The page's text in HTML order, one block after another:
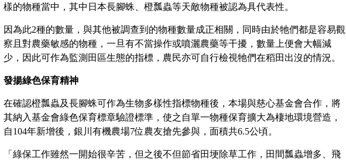
樣的物種當中，其中日本長腳蛛、橙瓢蟲等天敵物種被認為具代表性。
因為此2種的數量，與其他被調查到的物種數量成正相關，同時由於牠們都是容易觀
察且對農藥敏感的物種，一旦有不當操作或噴灑農藥等干擾，數量上便會大幅減
少，因此可作為監測田區生態的指標，農民亦可自行檢視牠們在稻田出沒的情況。
發揚綠色保育精神
在確認橙瓢蟲及長腳蛛可作為生物多樣性指標物種後，本場與慈心基金會合作，將
其納入基金會綠色保育標章驗證標準，使之自單一物種保育擴大為棲地環境營造，
自104年新增後，銀川有機農場7位農友搶先參與，面積共6.5公頃。
「綠保工作雖然一開始很辛苦，但之後不但節省田埂除草工作，田間瓢蟲增多、飛